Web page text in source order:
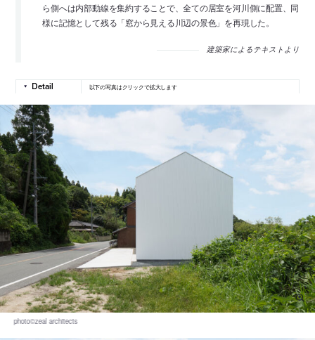
ら側へは内部動線を集約することで、全ての居室を河川側に配置、同
様に記憶として残る「窓から見える川辺の景色」を再現した。
建築家によるテキストより
以下の写真はクリックで拡大します